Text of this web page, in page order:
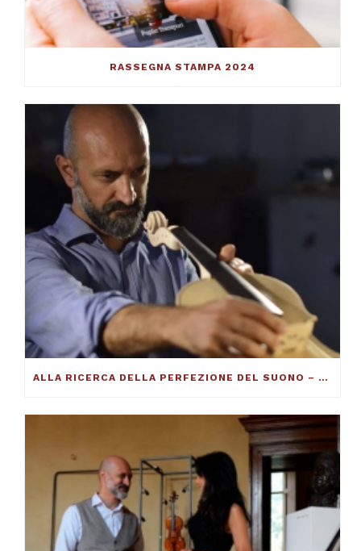
RASSEGNA STAMPA 2024
ALLA RICERCA DELLA PERFEZIONE DEL SUONO – FRANCESCO TOTO VIOLINMAKER – ARTICOLO SU THE DUCKER MAGAZINE